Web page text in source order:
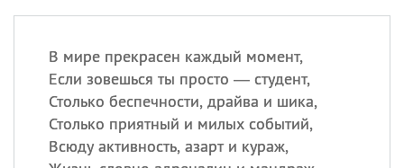
В мире прекрасен каждый момент,
Если зовешься ты просто — студент,
Столько беспечности, драйва и шика,
Столько приятный и милых событий,
Всюду активность, азарт и кураж,